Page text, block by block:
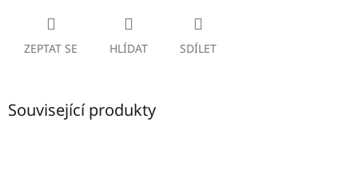
ZEPTAT SE HLÍDAT SDÍLET
Související produkty